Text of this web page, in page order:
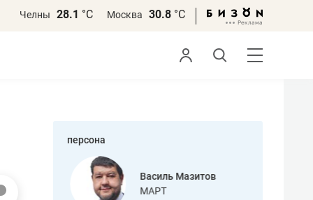
Челны 28.1 °С Москва 30.8 °С
персона
Василь Мазитов
МАРТ